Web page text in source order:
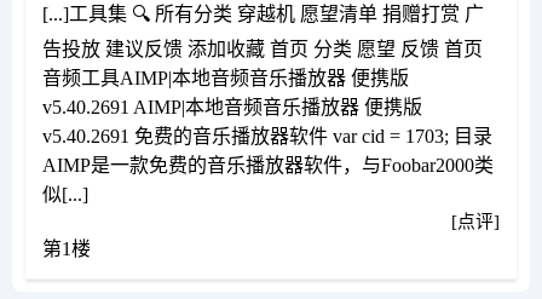
[...]工具集 🔍 所有分类 穿越机 愿望清单 捐赠打赏 广
告投放 建议反馈 添加收藏 首页 分类 愿望 反馈 首页
音频工具AIMP|本地音频音乐播放器 便携版
v5.40.2691 AIMP|本地音频音乐播放器 便携版
v5.40.2691 免费的音乐播放器软件 var cid = 1703; 目录
AIMP是一款免费的音乐播放器软件，与Foobar2000类
似[...]
[点评]
第1楼